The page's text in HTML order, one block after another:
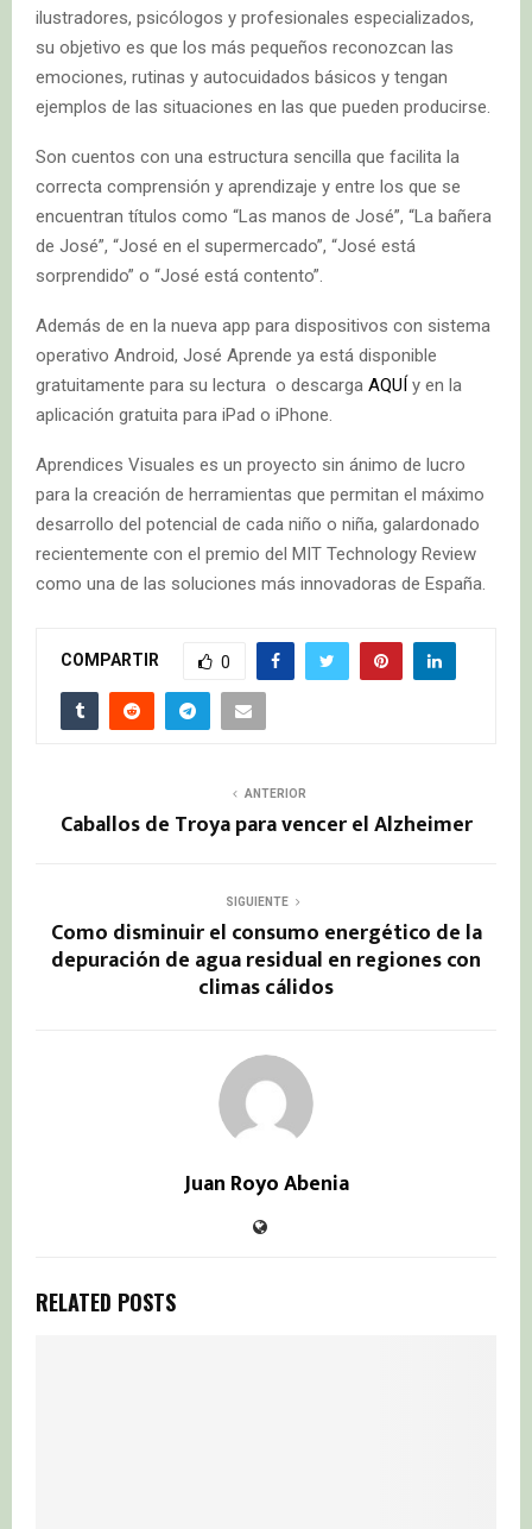
ilustradores, psicólogos y profesionales especializados,
su objetivo es que los más pequeños reconozcan las
emociones, rutinas y autocuidados básicos y tengan
ejemplos de las situaciones en las que pueden producirse.
Son cuentos con una estructura sencilla que facilita la
correcta comprensión y aprendizaje y entre los que se
encuentran títulos como “Las manos de José”, “La bañera
de José”, “José en el supermercado”, “José está
sorprendido” o “José está contento”.
Además de en la nueva app para dispositivos con sistema
operativo Android, José Aprende ya está disponible
gratuitamente para su lectura o descarga AQUÍ y en la
aplicación gratuita para iPad o iPhone.
Aprendices Visuales es un proyecto sin ánimo de lucro
para la creación de herramientas que permitan el máximo
desarrollo del potencial de cada niño o niña, galardonado
recientemente con el premio del MIT Technology Review
como una de las soluciones más innovadoras de España.
COMPARTIR 0
ANTERIOR
Caballos de Troya para vencer el Alzheimer
SIGUIENTE
Como disminuir el consumo energético de la
depuración de agua residual en regiones con
climas cálidos
Juan Royo Abenia
RELATED POSTS